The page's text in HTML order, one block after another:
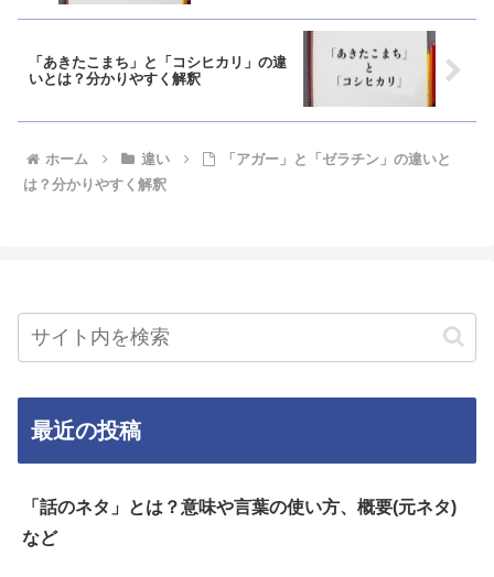
「あきたこまち」と「コシヒカリ」の違
いとは？分かりやすく解釈
ホーム 違い
「アガー」と「ゼラチン」の違いと
は？分かりやすく解釈
最近の投稿
「話のネタ」とは？意味や言葉の使い方、概要(元ネタ)
など